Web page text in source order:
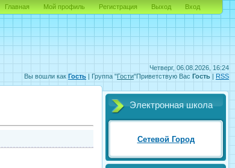
Четверг, 06.08.2026, 16:24
Вы вошли как Гость | Группа "Гости"Приветствую Вас Гость | RSS
Главная Мой профиль Регистрация Выход Вход
Электронная школа
Сетевой Город